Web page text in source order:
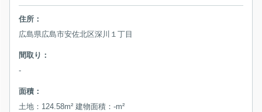
住所：
広島県広島市安佐北区深川１丁目
間取り：
-
面積：
土地：124.58m² 建物面積：-m²